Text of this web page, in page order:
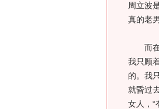
周立波
真的老
而在
我只顾
的。我
就昏过
女人，“